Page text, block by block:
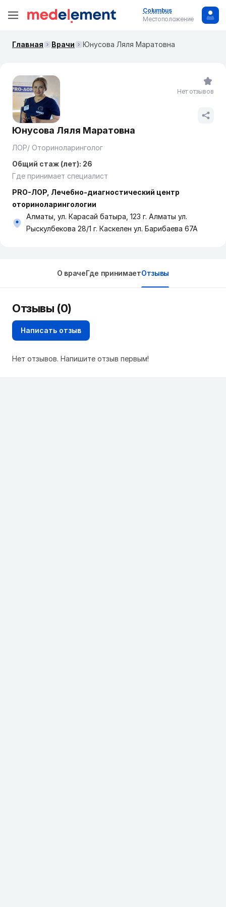
Columbus
Местоположение
Главная Врачи Юнусова Ляля Маратовна
Юнусова Ляля Маратовна
ЛОР/ Оториноларинголог
Общий стаж (лет): 26
Где принимает специалист
PRO-ЛОР, Лечебно-диагностический центр
оториноларингологии
Алматы, ул. Карасай батыра, 123 г. Алматы ул.
Рыскулбекова 28/1 г. Каскелен ул. Барибаева 67А
Нет отзывов
О врачеГде принимаетОтзывы
Отзывы (0)
Написать отзыв
Нет отзывов. Напишите отзыв первым!